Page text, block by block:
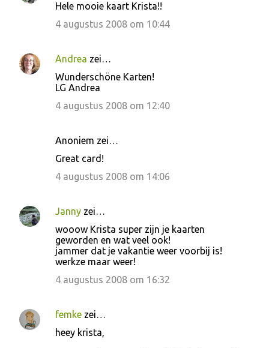
Hele mooie kaart Krista!!
4 augustus 2008 om 10:44
Andrea zei…
Wunderschöne Karten!
LG Andrea
4 augustus 2008 om 12:40
Anoniem zei…
Great card!
4 augustus 2008 om 14:06
Janny zei…
wooow Krista super zijn je kaarten
geworden en wat veel ook!
jammer dat je vakantie weer voorbij is!
werkze maar weer!
4 augustus 2008 om 16:32
femke zei…
heey krista,